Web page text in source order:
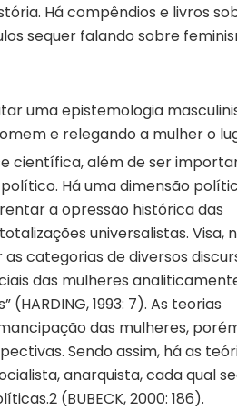
Há compêndios e livros
sequer falando sobre
uma epistemologia
e relegando a mulher o
científica, além de ser
Há uma dimensão
a opressão histórica das
universalistas. Visa,
categorias de diversos
das mulheres
1993: 7). As teorias
das mulheres,
Sendo assim, há as
anarquista, cada qual
(BUBECK, 2000: 186).